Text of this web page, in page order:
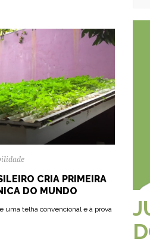
CRIA PRIMEIRA
DO MUNDO
uma telha convencional e à prova